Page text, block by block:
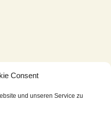
Consent
und unseren Service zu